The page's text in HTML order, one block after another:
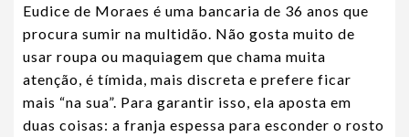
Eudice de Moraes é uma bancaria de 36 anos que
procura sumir na multidão. Não gosta muito de
usar roupa ou maquiagem que chama muita
atenção, é tímida, mais discreta e prefere ficar
mais “na sua”. Para garantir isso, ela aposta em
duas coisas: a franja espessa para esconder o rosto